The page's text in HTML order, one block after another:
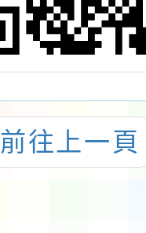
前往上一頁